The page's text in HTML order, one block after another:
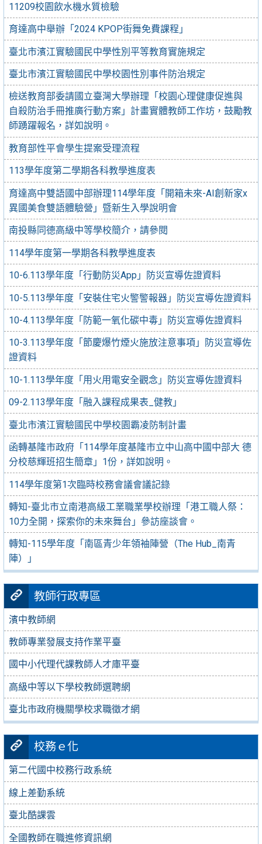
11209校園飲水機水質檢驗
育達高中舉辦「2024 KPOP街舞免費課程」
臺北市濱江實驗國民中學性別平等教育實施規定
臺北市濱江實驗國民中學校園性別事件防治規定
檢送教育部委請國立臺灣大學辦理「校園心理健康促進與
自殺防治手冊推廣行動方案」計畫實體教師工作坊，鼓勵教
師踴躍報名，詳如說明。
教育部性平會學生提案受理流程
113學年度第二學期各科教學進度表
育達高中雙語國中部辦理114學年度「開箱未來-AI創新家x
異國美食雙語體驗營」暨新生入學說明會
南投縣同德高級中等學校簡介，請參閱
114學年度第一學期各科教學進度表
10-6.113學年度「行動防災App」防災宣導佐證資料
10-5.113學年度「安裝住宅火警警報器」防災宣導佐證資料
10-4.113學年度「防範一氧化碳中毒」防災宣導佐證資料
10-3.113學年度「節慶爆竹煙火施放注意事項」防災宣導佐
證資料
10-1.113學年度「用火用電安全觀念」防災宣導佐證資料
09-2.113學年度「融入課程成果表_健教」
臺北市濱江實驗國民中學校園霸凌防制計畫
函轉基隆市政府「114學年度基隆市立中山高中國中部大 德
分校慈輝班招生簡章」1份，詳如說明。
114學年度第1次臨時校務會議會議記錄
轉知-臺北市立南港高級工業職業學校辦理「港工職人祭：
10力全開，探索你的未來舞台」參訪座談會。
轉知-115學年度「南區青少年領袖陣營（The Hub_南青
陣）」
教師行政專區
濱中教師網
教師專業發展支持作業平臺
國中小代理代課教師人才庫平臺
高級中等以下學校教師選聘網
臺北市政府機關學校求職徵才網
校務ｅ化
第二代國中校務行政系統
線上差勤系統
臺北酷課雲
全國教師在職進修資訊網